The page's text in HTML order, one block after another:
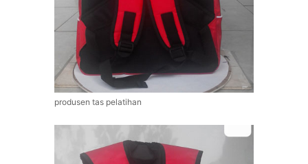
produsen tas pelatihan